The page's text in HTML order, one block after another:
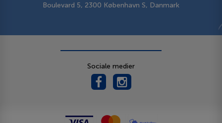
Boulevard 5, 2300 København S, Danmark
Sociale medier